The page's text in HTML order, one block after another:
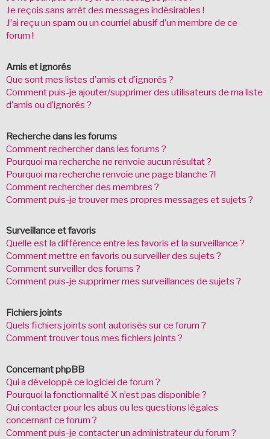
Je reçois sans arrêt des messages indésirables !
J’ai reçu un spam ou un courriel abusif d’un membre de ce
forum !
Amis et ignorés
Que sont mes listes d’amis et d’ignorés ?
Comment puis-je ajouter/supprimer des utilisateurs de ma liste
d’amis ou d’ignorés ?
Recherche dans les forums
Comment rechercher dans les forums ?
Pourquoi ma recherche ne renvoie aucun résultat ?
Pourquoi ma recherche renvoie une page blanche ?!
Comment rechercher des membres ?
Comment puis-je trouver mes propres messages et sujets ?
Surveillance et favoris
Quelle est la différence entre les favoris et la surveillance ?
Comment mettre en favoris ou surveiller des sujets ?
Comment surveiller des forums ?
Comment puis-je supprimer mes surveillances de sujets ?
Fichiers joints
Quels fichiers joints sont autorisés sur ce forum ?
Comment trouver tous mes fichiers joints ?
Concernant phpBB
Qui a développé ce logiciel de forum ?
Pourquoi la fonctionnalité X n’est pas disponible ?
Qui contacter pour les abus ou les questions légales
concernant ce forum ?
Comment puis-je contacter un administrateur du forum ?